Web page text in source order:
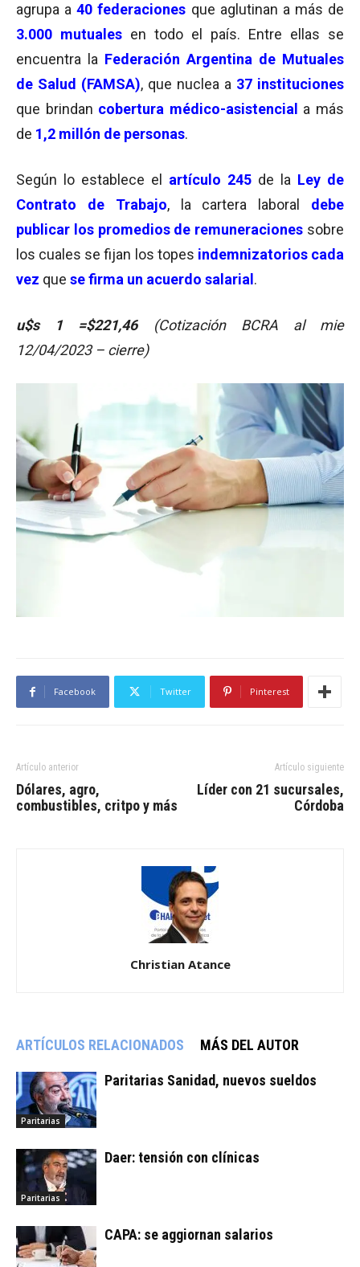
agrupa a40 federaciones​ que aglutinan a más de
3.000 mutuales en todo el país. Entre ellas se
encuentra la Federación Argentina de Mutuales
de Salud (FAMSA), que nuclea a 37 instituciones
que brindan cobertura médico-asistencial
a más
de 1,2 millón de personas.
Según lo establece el artículo 245 de la Ley de
Contrato de Trabajo, la cartera laboral debe
publicar los promedios de remuneraciones sobre
los cuales se fijan los topes indemnizatorios cada
vez que se firma un acuerdo salarial .
u$s 1 =$221,46(Cotización BCRA al mie
12/04/2023 – cierre)
Facebook Twitter Pinterest
Artículo anterior
Dólares, agro,
combustibles, critpo y más
Artículo siguiente
Líder con 21 sucursales,
Córdoba
Christian Atance
ARTÍCULOS RELACIONADOS MÁS DEL AUTOR
Paritarias
Paritarias Sanidad, nuevos sueldos
Paritarias
Daer: tensión con clínicas
CAPA: se aggiornan salarios